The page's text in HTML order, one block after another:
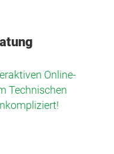
Online-
Technischen